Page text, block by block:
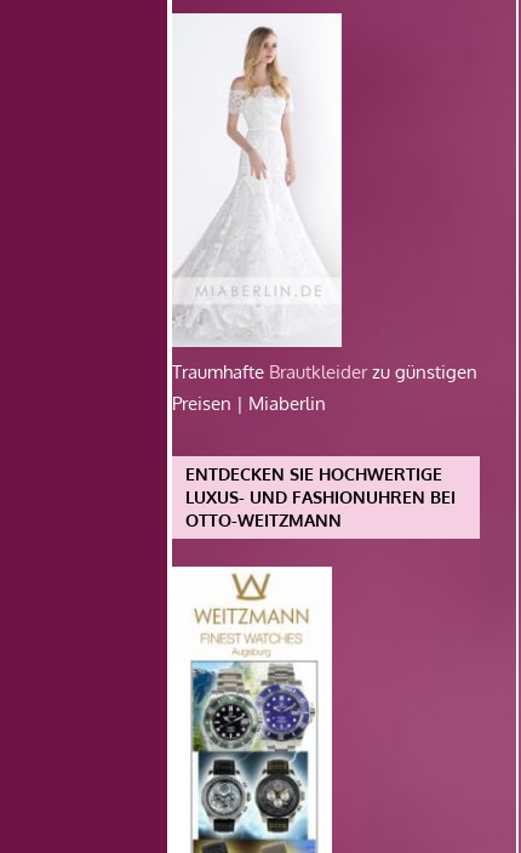
Traumhafte Brautkleiderzu günstigen
Preisen | Miaberlin
ENTDECKEN SIE HOCHWERTIGE
LUXUS- UND FASHIONUHREN BEI
OTTO-WEITZMANN